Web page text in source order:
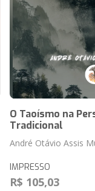
O Taoísmo na
Tradicional
André Otávio Assis
IMPRESSO
R$ 105,03